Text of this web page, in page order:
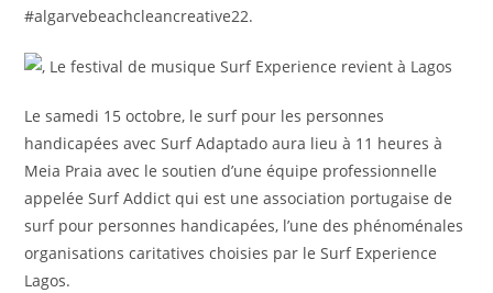
#algarvebeachcleancreative22.
Le samedi 15 octobre, le surf pour les personnes
handicapées avec Surf Adaptado aura lieu à 11 heures à
Meia Praia avec le soutien d’une équipe professionnelle
appelée Surf Addict qui est une association portugaise de
surf pour personnes handicapées, l’une des phénoménales
organisations caritatives choisies par le Surf Experience
Lagos.